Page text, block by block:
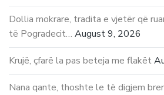
Dollia mokrare, tradita e vjetër që
të Pogradecit… August 9, 2026
Krujë, çfarë la pas beteja me flakët
Nana qante, thoshte le të digjem